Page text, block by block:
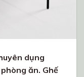
dụng
ăn. Ghế